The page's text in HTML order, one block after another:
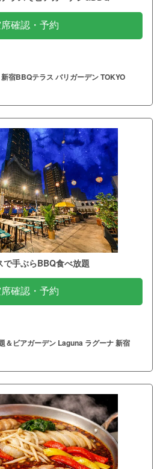
確認・予約
宿BBQテラス バリガーデン TOKYO
手ぶらBBQ食べ放題
確認・予約
＆ビアガーデン Laguna ラグーナ 新宿